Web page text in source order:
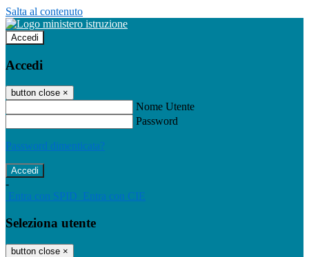
Salta al contenuto
Accedi
Accedi
button close ×
Nome Utente
Password
Password dimenticata?
-
Entra con SPID Entra con CIE
Seleziona utente
button close ×